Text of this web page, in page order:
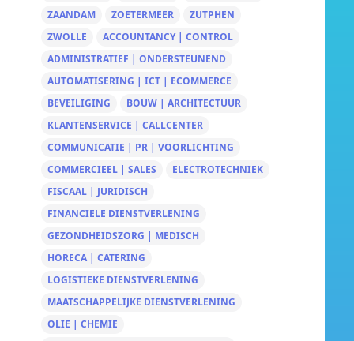
ZAANDAM
ZOETERMEER
ZUTPHEN
ZWOLLE
ACCOUNTANCY | CONTROL
ADMINISTRATIEF | ONDERSTEUNEND
AUTOMATISERING | ICT | ECOMMERCE
BEVEILIGING
BOUW | ARCHITECTUUR
KLANTENSERVICE | CALLCENTER
COMMUNICATIE | PR | VOORLICHTING
COMMERCIEEL | SALES
ELECTROTECHNIEK
FISCAAL | JURIDISCH
FINANCIELE DIENSTVERLENING
GEZONDHEIDSZORG | MEDISCH
HORECA | CATERING
LOGISTIEKE DIENSTVERLENING
MAATSCHAPPELIJKE DIENSTVERLENING
OLIE | CHEMIE